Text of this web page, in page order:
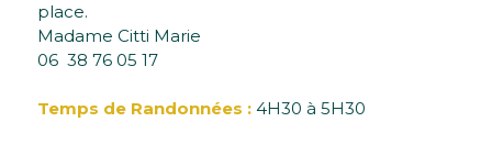
place.
Madame Citti Marie
06 38 76 05 17
Temps de Randonnées : 4H30 à 5H30